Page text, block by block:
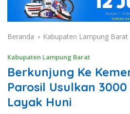
Beranda Kabupaten Lampung Barat
Kabupaten Lampung Barat
Berkunjung Ke
Parosil Usulkan
Layak Huni